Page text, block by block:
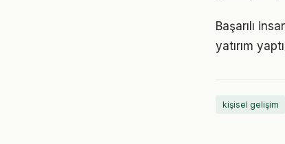
Başarılı
yatırım
kişisel gelişim